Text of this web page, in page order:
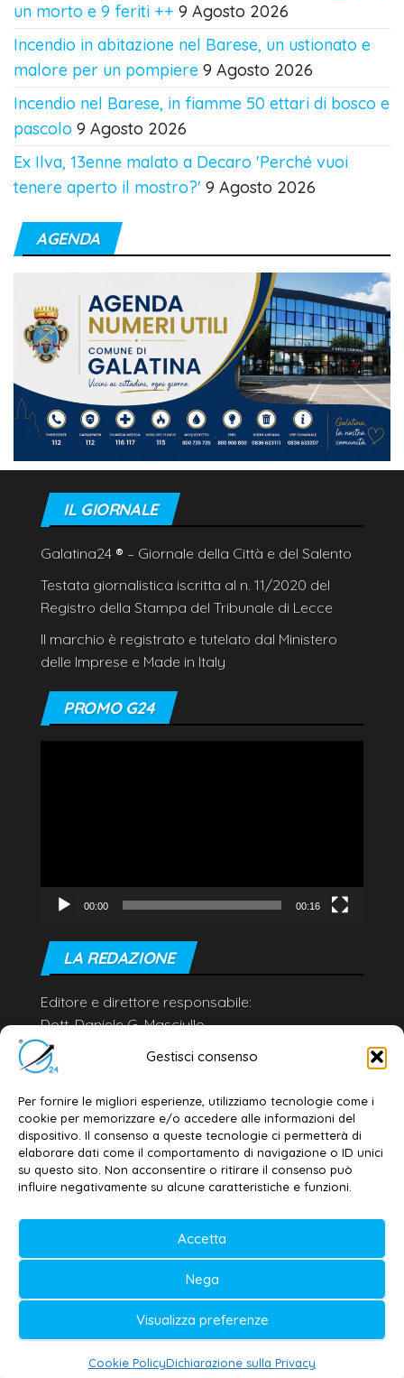
Gestisci consenso
Per fornire le migliori esperienze, utilizziamo tecnologie come i
cookie per memorizzare e/o accedere alle informazioni del
dispositivo. Il consenso a queste tecnologie ci permetterà di
elaborare dati come il comportamento di navigazione o ID unici
su questo sito. Non acconsentire o ritirare il consenso può
influire negativamente su alcune caratteristiche e funzioni.
Accetta
Nega
Visualizza preferenze
Cookie PolicyDichiarazione sulla Privacy
un morto e 9 feriti ++ 9 Agosto 2026
Incendio in abitazione nel Barese, un ustionato e
malore per un pompiere 9 Agosto 2026
Incendio nel Barese, in fiamme 50 ettari di bosco e
pascolo 9 Agosto 2026
Ex Ilva, 13enne malato a Decaro 'Perché vuoi
tenere aperto il mostro?' 9 Agosto 2026
AGENDA
IL GIORNALE
Galatina24 ® – Giornale della Città e del Salento
Testata giornalistica iscritta al n. 11/2020 del
Registro della Stampa del Tribunale di Lecce
Il marchio è registrato e tutelato dal Ministero
delle Imprese e Made in Italy
PROMO G24
00:00 00:16
LA REDAZIONE
Editore e direttore responsabile:
Dott. Daniele G. Masciullo
Email:
redazione@galatina24.it
Privacy policy–Cookie policy
© 2020-2026 | Galatina24 ®
Testata iscritta al n. 11/2020 Registro della
Stampa Tribunale di Lecce
Editore e direttore responsabile:
Daniele G. Masciullo
Galatina24 è marchio registrato dal Ministero
delle Imprese